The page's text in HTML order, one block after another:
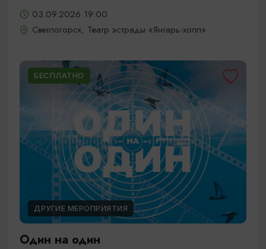
03.09.2026 19:00
Светлогорск, Театр эстрады «Янтарь-холл»
БЕСПЛАТНО
ДРУГИЕ МЕРОПРИЯТИЯ
Один на один